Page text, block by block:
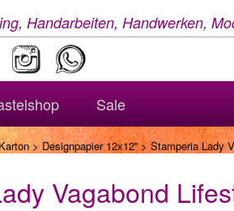
Handarbeiten, Handwerken,
Sale
> Designpapier 12x12''> Stamperia Lady
Vagabond